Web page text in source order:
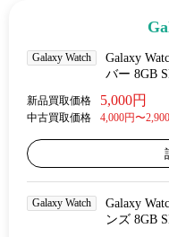
Galaxy Watch
Galaxy
バー 8GB
新品買取価格 5,000円
中古買取価格 4,000円〜
Galaxy Watch
Galaxy
ンズ 8GB